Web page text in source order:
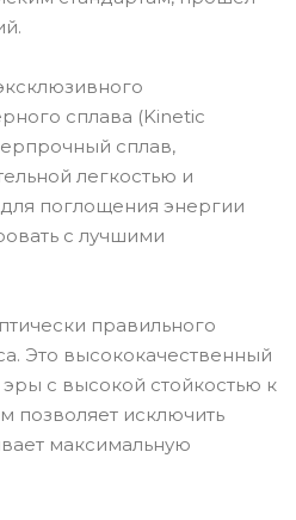
сплава (Kinetic
сплав,
легкостью и
поглощения энергии
с лучшими
правильного
Это высококачественный
с высокой стойкостью к
позволяет исключить
максимальную